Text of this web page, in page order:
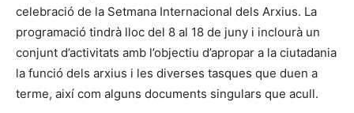
celebració de la Setmana Internacional dels Arxius. La
programació tindrà lloc del 8 al 18 de juny i inclourà un
conjunt d’activitats amb l’objectiu d’apropar a la ciutadania
la funció dels arxius i les diverses tasques que duen a
terme, així com alguns documents singulars que acull.